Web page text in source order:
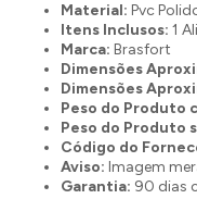
Material: Pvc
Itens Inclusos: 1
Marca: Brasfort
Dimensões
Dimensões
Peso do Produto
Peso do Produto
Código do
Aviso: Imagem
Garantia: 90 dias